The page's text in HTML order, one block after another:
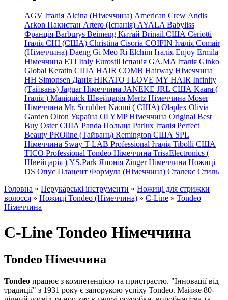
AGV Італія Alcina (Німеччина) American Crew Andis
Arkon Пакистан Artero (Іспанія) AYALA Babyliss
Франція Barburys Beimeng Китай Brinail.США Ceriotti
Італія CHI (США) Christina Cisoria COIFIN Італія Comair
(Німеччина) Daeng Gi Meo Ri Elchim Італія Enjoy Ermila
Німеччина ETI Italy Eurostil Іспанія GA.MA Італія Ginko
Global Keratin США HAIR COMB Hairway Німеччина
HH Simonsen Данія HIKATO I LOVE MY HAIR Infinity
(Тайвань) Jaguar Німеччина JANEKE JRL США Kaara (
Італія ) Maniquick Швейцарія Mertz Німеччина Moser
Німеччина Mr. Scrubber Naomi ( США) Olaplex Olivia
Garden Olton Україна OLYMP Німеччина Original Best
Buy Oster США Panda Польща Parlux Італія Perfect
Beauty PROline (Тайвань) Remington США SPL
Німеччина Sway T-LAB Professional Італія Tibolli США
TICO Professional Tondeo Німеччина TrisaElectronics (
Швейцарія ) YS.Park Японія Zinger Німеччина Ножиці
DS Опус Плацент Формула (Німеччина) Сталекс Стиль
Головна » Перукарські інструменти » Ножиці для стрижки
волосся » Ножиці Tondeo (Німеччина) » C-Line » Tondeo
Німеччина
C-Line Tondeo Німеччина
Tondeo Німеччина
Tondeo працює з компетенцією та пристрастю. "Інновації від
традиції" з 1931 року є запорукою успіху Tondeo. Майже 80-